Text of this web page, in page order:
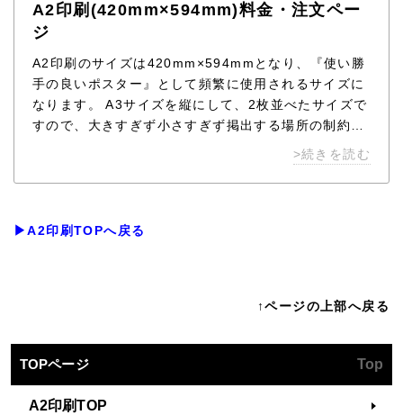
A2印刷(420mm×594mm)料金・注文ペー
ジ
A2印刷のサイズは420mm×594mmとなり、『使い勝
手の良いポスター』として頻繁に使用されるサイズに
なります。 A3サイズを縦にして、2枚並べたサイズで
すので、大きすぎず小さすぎず掲出する場所の制約も
受けにくいサイズです。 A2印刷は、掲示板用のポス
ターや折り畳んで郵送で配布するポスターとして使用
されることも多いです。 A2サイズに印刷したポスタ
用する場合もあります。
>続きを読む
▶A2印刷TOPへ戻る
↑ページの上部へ戻る
TOPページ Top
A2印刷TOP